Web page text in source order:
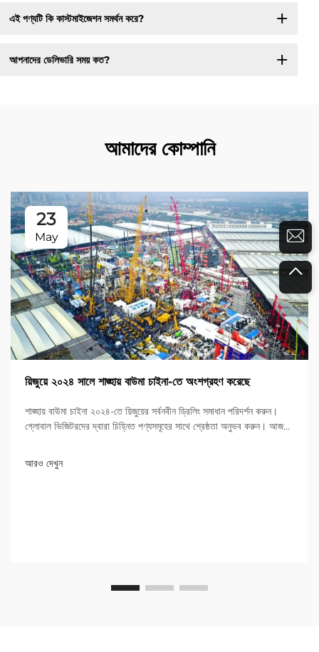
এই পণ্যটি কি কাস্টমাইজেশন সমর্থন করে?
আপনাদের ডেলিভারি সময় কত?
আমাদের কোম্পানি
23
May
য়িজুয়ে ২০২৪ সালে শাঙ্হায় বাউমা চাইনা-তে অংশগ্রহণ করেছে
শাঙ্হায় বাউমা চাইনা ২০২৪-তে য়িজুয়ের সর্বনবীন ড্রিলিং সমাধান পরিদর্শন করুন।
গ্লোবাল ভিজিটরদের দ্বারা চিহ্নিত পণ্যসমূহের সাথে শ্রেষ্ঠতা অনুভব করুন। আজই
আরও দেখুন